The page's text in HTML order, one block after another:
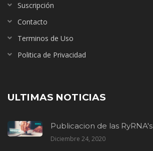
Suscripción
Contacto
Terminos de Uso
Politica de Privacidad
ULTIMAS NOTICIAS
Publicacion de las RyRNA's
Diciembre 24, 2020